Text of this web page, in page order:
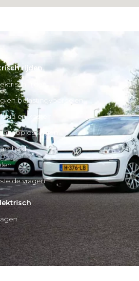
rijden
rijden
en belastingvoordelen
en kosten
vragen